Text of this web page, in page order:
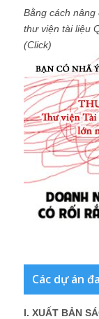
Bằng cách nâng
thư viện tài liệu
(Click)
Các dự án
I. XUẤT BẢN